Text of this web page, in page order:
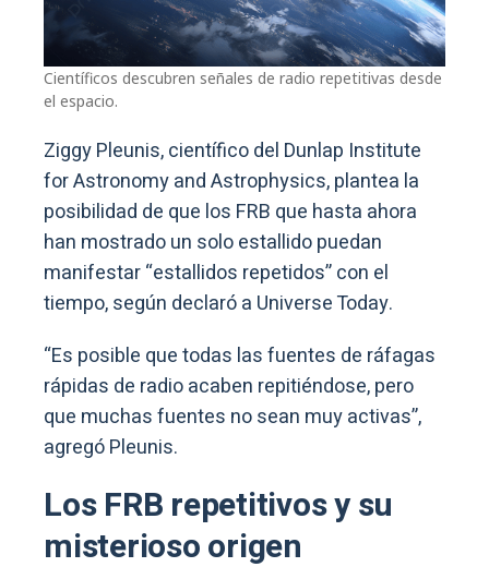
Científicos descubren señales de radio repetitivas desde
el espacio.
Ziggy Pleunis, científico del Dunlap Institute
for Astronomy and Astrophysics, plantea la
posibilidad de que los FRB que hasta ahora
han mostrado un solo estallido puedan
manifestar “estallidos repetidos” con el
tiempo, según declaró a Universe Today.
“Es posible que todas las fuentes de ráfagas
rápidas de radio acaben repitiéndose, pero
que muchas fuentes no sean muy activas”,
agregó Pleunis.
Los FRB repetitivos y su
misterioso origen